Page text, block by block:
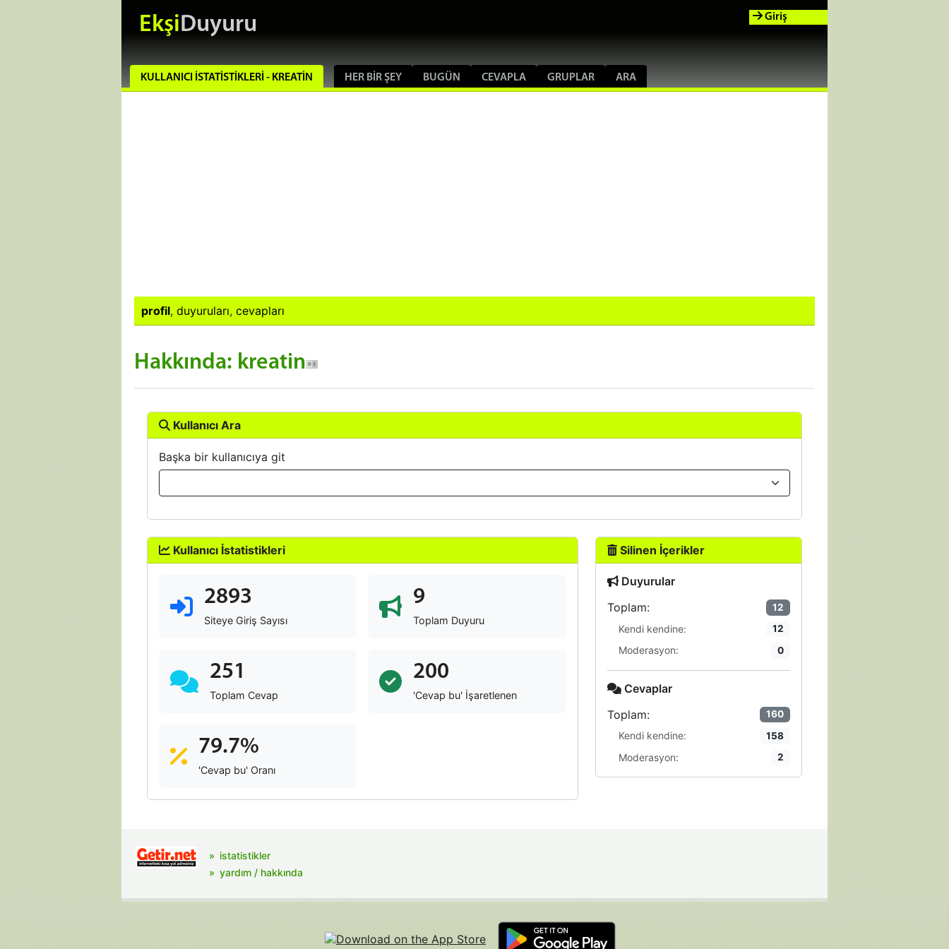
EkşiDuyuru
KULLANICI İSTATISTIKLERI - KREATIN HER BIR ŞEY BUGÜN CEVAPLA GRUPLAR ARA
Giriş
profil, duyuruları, cevapları
Hakkında: kreatin
Kullanıcı Ara
Başka bir kullanıcıya git
Kullanıcı İstatistikleri
2893
Siteye Giriş Sayısı
9
Toplam Duyuru
251
Toplam Cevap
200
'Cevap bu' İşaretlenen
79.7%
'Cevap bu' Oranı
Silinen İçerikler
Duyurular
Toplam:
12
Kendi kendine: 12
Moderasyon: 0
Cevaplar
Toplam:
160
Kendi kendine: 158
Moderasyon: 2
istatistikler
yardım / hakkında